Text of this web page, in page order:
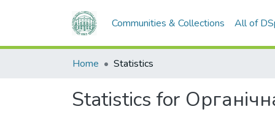
Communities & Collections All of
Home Statistics
Statistics for